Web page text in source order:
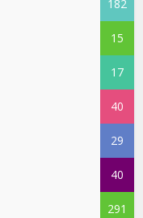
182
15
17
40
29
40
291